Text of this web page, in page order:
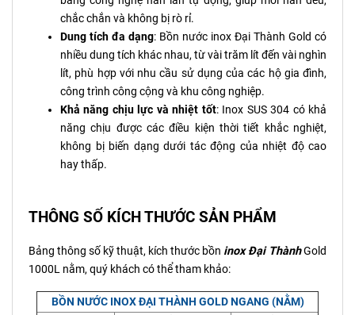
chắc chắn và không bị rò rỉ.
Dung tích đa dạng: Bồn nước inox Đại Thành Gold có
nhiều dung tích khác nhau, từ vài trăm lít đến vài nghìn
lít, phù hợp với nhu cầu sử dụng của các hộ gia đình,
công trình công cộng và khu công nghiệp.
Khả năng chịu lực và nhiệt tốt: Inox SUS 304 có khả
năng chịu được các điều kiện thời tiết khắc nghiệt,
không bị biến dạng dưới tác động của nhiệt độ cao
hay thấp.
THÔNG SỐ KÍCH THƯỚC SẢN PHẨM
Bảng thông số kỹ thuật, kích thước bồn inox Đại ThànhGold
1000L nằm, quý khách có thể tham khảo:
BỒN NƯỚC INOX ĐẠI THÀNH GOLD NGANG (NẰM)